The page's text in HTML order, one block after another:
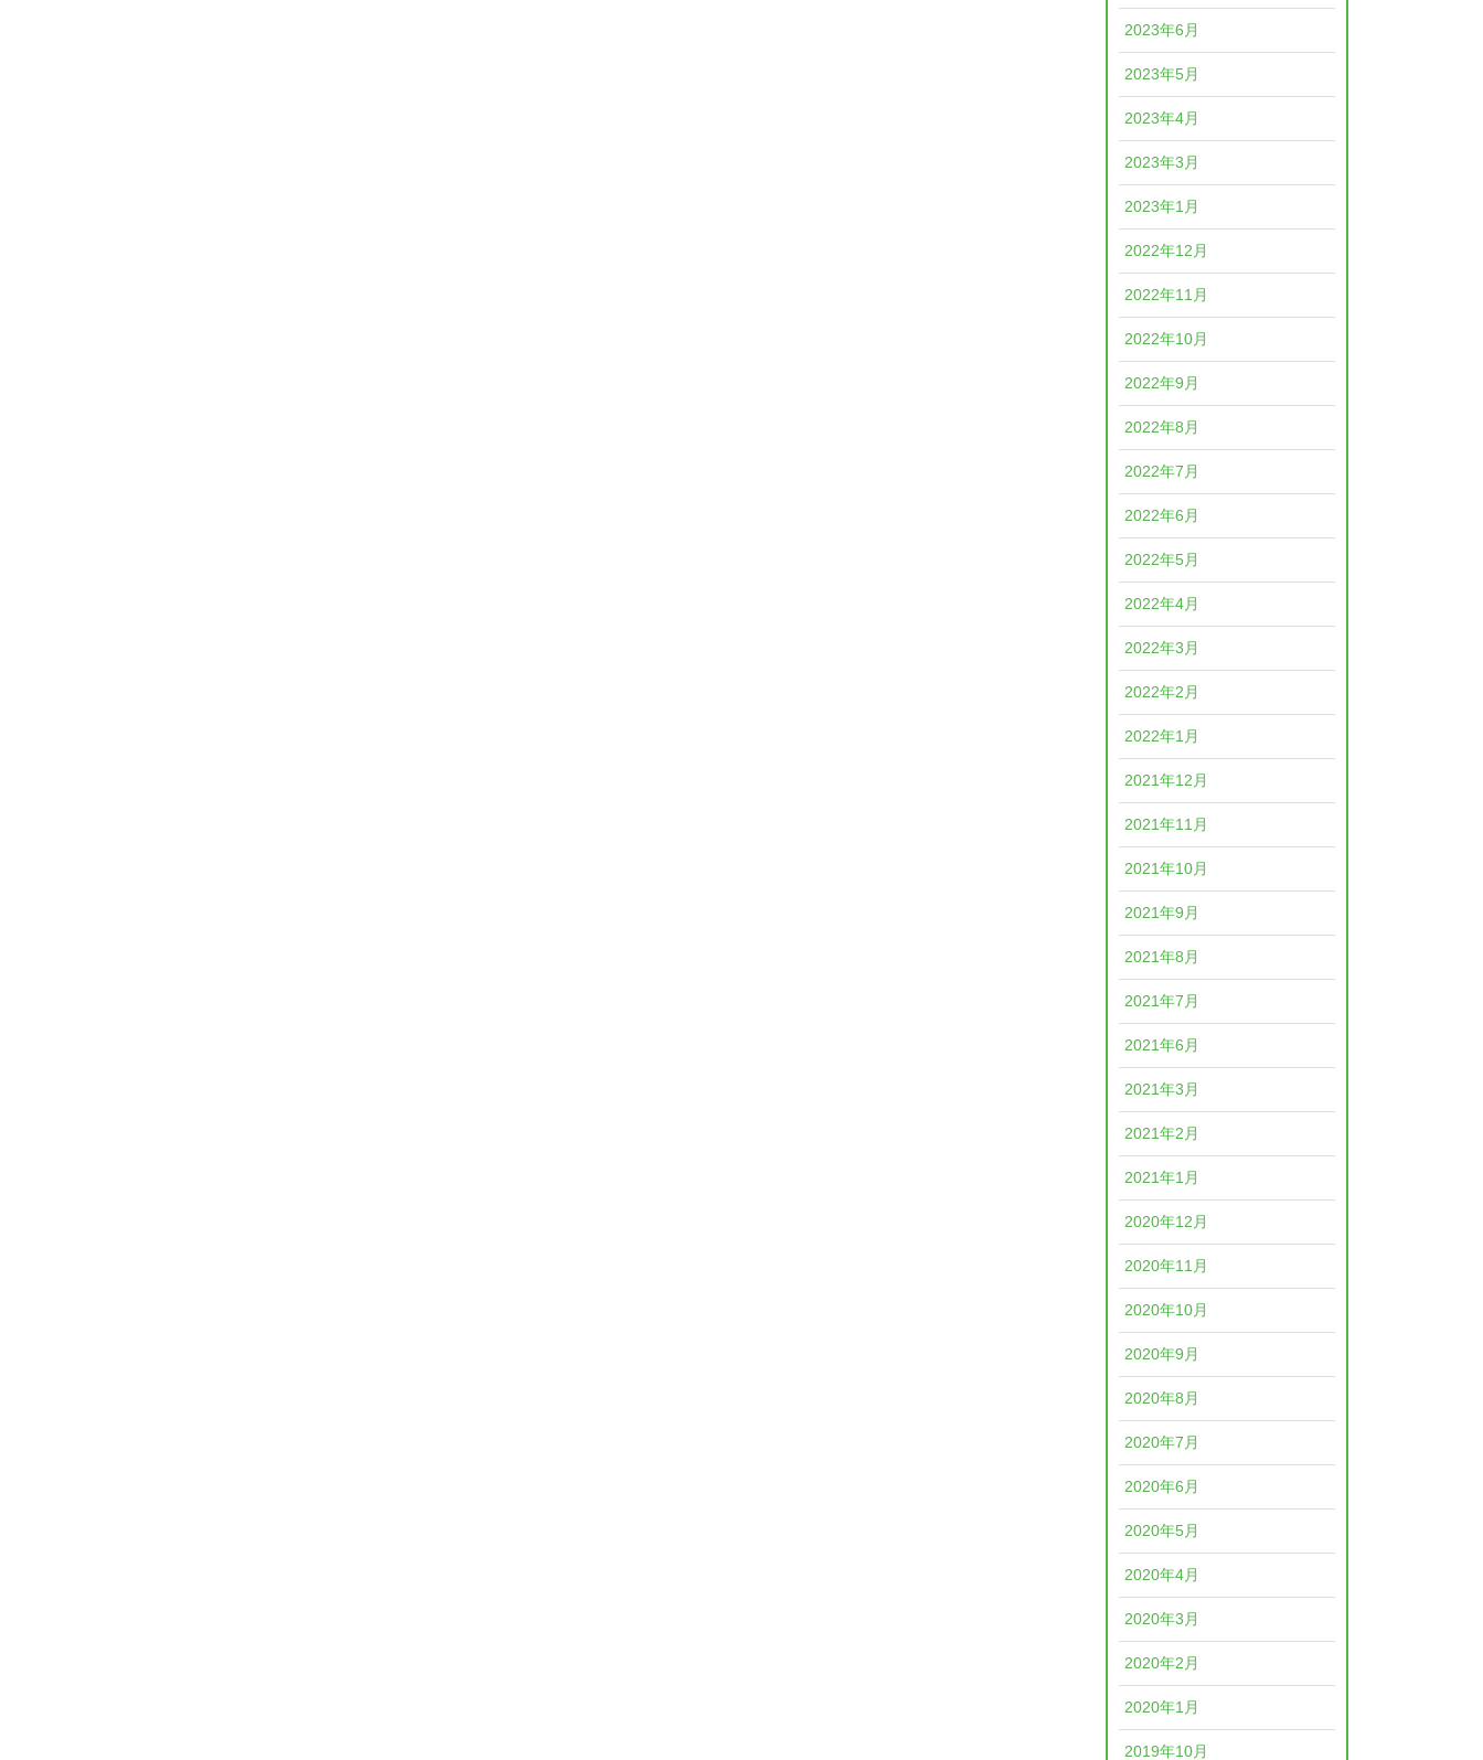
2023年6月
2023年5月
2023年4月
2023年3月
2023年1月
2022年12月
2022年11月
2022年10月
2022年9月
2022年8月
2022年7月
2022年6月
2022年5月
2022年4月
2022年3月
2022年2月
2022年1月
2021年12月
2021年11月
2021年10月
2021年9月
2021年8月
2021年7月
2021年6月
2021年3月
2021年2月
2021年1月
2020年12月
2020年11月
2020年10月
2020年9月
2020年8月
2020年7月
2020年6月
2020年5月
2020年4月
2020年3月
2020年2月
2020年1月
2019年10月